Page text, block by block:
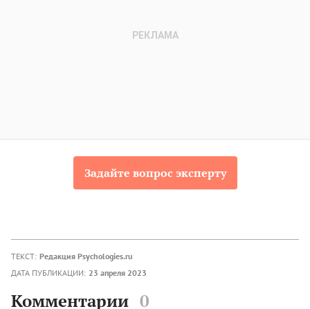
Задайте вопрос эксперту
ТЕКСТ: Редакция Psychologies.ru
ДАТА ПУБЛИКАЦИИ: 23 апреля 2023
Комментарии 0